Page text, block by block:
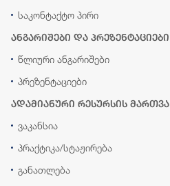
საკონტაქტო პირი
ანგარიშები და პრეზენტაციები
წლიური ანგარიშები
პრეზენტაციები
ადამიანური რესურსის მართვა
ვაკანსია
პრაქტიკა/სტაჟირება
განათლება